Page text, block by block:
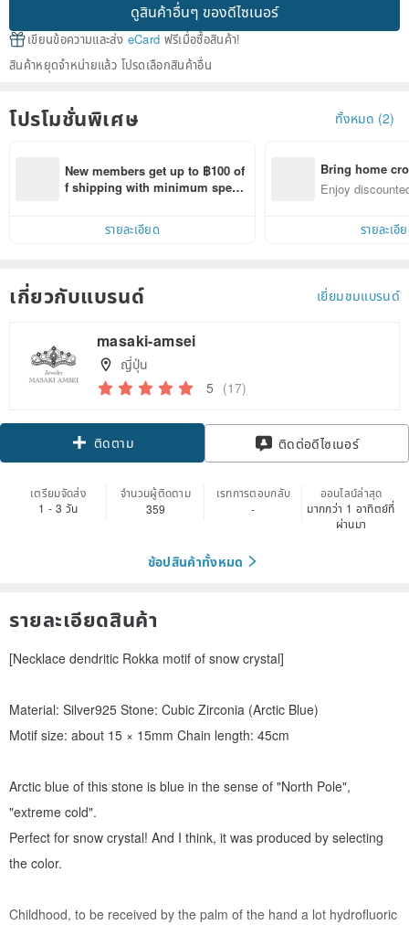
ดูสินค้าอื่นๆ ของดีไซเนอร์
เขียนข้อความและส่ง eCard ฟรีเมื่อซื้อสินค้า!
สินค้าหยุดจำหน่ายแล้ว โปรดเลือกสินค้าอื่น
โปรโมชั่นพิเศษ ทั้งหมด (2)
New members get up to ฿100 of
f shipping with minimum spen
within 7 days!
รายละเอียด
Bring home
n with ease
Enjoy
รายละเอี
เกี่ยวกับแบรนด์ เยี่ยมชมแบรนด์
masaki-amsei
ญี่ปุ่น
5 (17)
ติดตาม ติดต่อดีไซเนอร์
เตรียมจัดส่ง
1 - 3 วัน
จำนวนผู้ติดตาม
359
เรทการตอบกลับ
-
ออนไลน์ล่าสุด
มากกว่า 1 อาทิตย์ที่
ผ่านมา
ช้อปสินค้าทั้งหมด
รายละเอียดสินค้า
[Necklace dendritic Rokka motif of snow crystal]
Material: Silver925 Stone: Cubic Zirconia (Arctic Blue)
Motif size: about 15 × 15mm Chain length: 45cm
Arctic blue of this stone is blue in the sense of "North Pole",
"extreme cold".
Perfect for snow crystal! And I think, it was produced by selecting
the color.
Childhood, to be received by the palm of the hand a lot hydrofluoric